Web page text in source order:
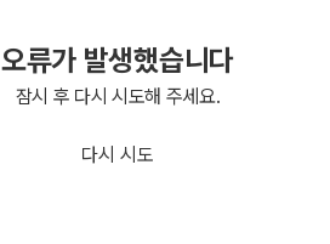
오류가 발생했습니다
잠시 후 다시 시도해 주세요.
다시 시도